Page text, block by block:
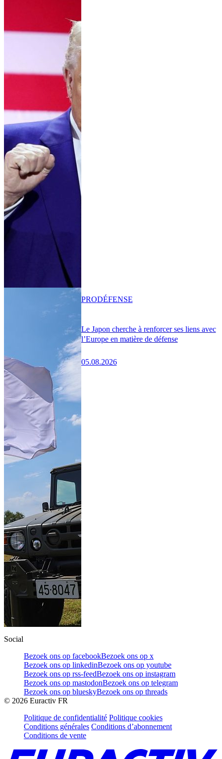
Le Japon cherche à renforcer ses liens avec
l’Europe en matière de défense
05.08.2026
PRODÉFENSE
Social
Bezoek ons op facebookBezoek ons op x
Bezoek ons op linkedinBezoek ons op youtube
Bezoek ons op rss-feedBezoek ons op instagram
Bezoek ons op mastodonBezoek ons op telegram
Bezoek ons op blueskyBezoek ons op threads
© 2026 Euractiv FR
Politique de confidentialité Politique cookies
Conditions générales Conditions d’abonnement
Conditions de vente